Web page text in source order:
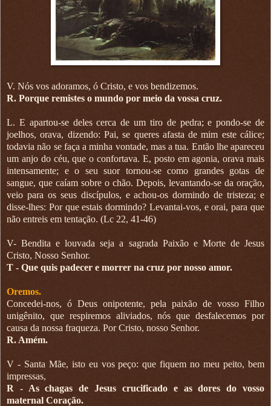
V. Nós vos adoramos, ó Cristo, e vos bendizemos.
R. Porque remistes o mundo por meio da vossa cruz.
L. E apartou-se deles cerca de um tiro de pedra; e pondo-se de
joelhos, orava, dizendo: Pai, se queres afasta de mim este cálice;
todavia não se faça a minha vontade, mas a tua. Então lhe apareceu
um anjo do céu, que o confortava. E, posto em agonia, orava mais
intensamente; e o seu suor tornou-se como grandes gotas de
sangue, que caíam sobre o chão. Depois, levantando-se da oração,
veio para os seus discípulos, e achou-os dormindo de tristeza; e
disse-lhes: Por que estais dormindo? Levantai-vos, e orai, para que
não entreis em tentação. (Lc 22, 41-46)
V- Bendita e louvada seja a sagrada Paixão e Morte de Jesus
Cristo, Nosso Senhor.
T - Que quis padecer e morrer na cruz por nosso amor.
Oremos.
Concedei-nos, ó Deus onipotente, pela paixão de vosso Filho
unigênito, que respiremos aliviados, nós que desfalecemos por
causa da nossa fraqueza. Por Cristo, nosso Senhor.
R. Amém.
V - Santa Mãe, isto eu vos peço: que fiquem no meu peito, bem
impressas,
R - As chagas de Jesus crucificado e as dores do vosso
maternal Coração.